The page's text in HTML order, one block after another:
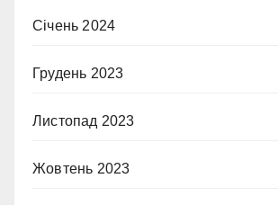
Січень 2024
Грудень 2023
Листопад 2023
Жовтень 2023